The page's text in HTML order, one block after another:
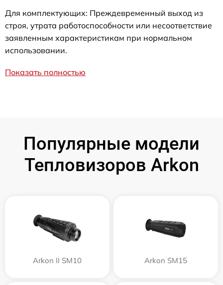
Для комплектующих: Преждевременный выход из
строя, утрата работоспособности или несоответствие
заявленным характеристикам при нормальном
использовании.
Показать полностью
Популярные модели
Тепловизоров Arkon
Arkon II SM10 Arkon SM15